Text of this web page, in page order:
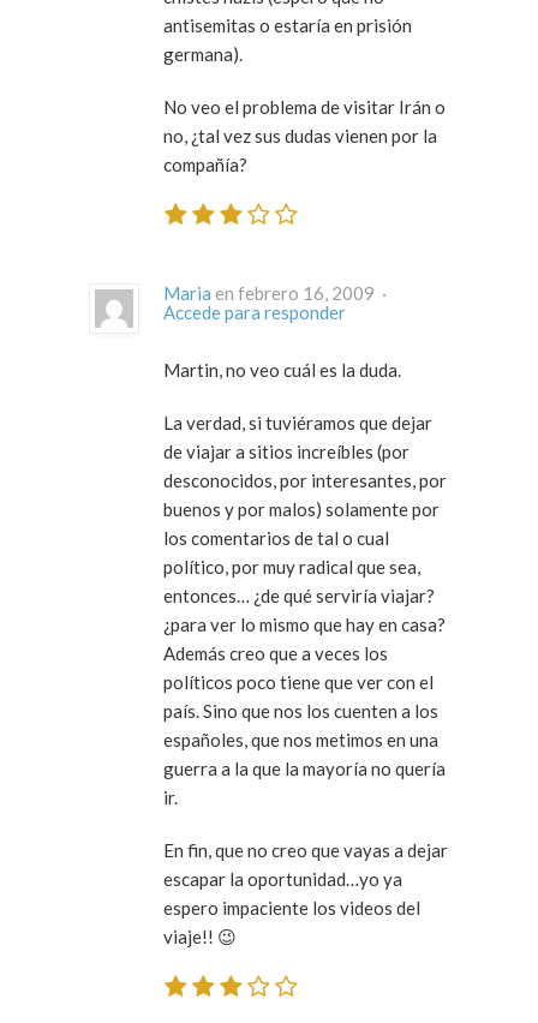
antisemitas o estaría en prisión
germana).
No veo el problema de visitar Irán o
no, ¿tal vez sus dudas vienen por la
compañía?
Maria
en febrero 16, 2009 ·
Accede para responder
Martin, no veo cuál es la duda.
La verdad, si tuviéramos que dejar
de viajar a sitios increíbles (por
desconocidos, por interesantes, por
buenos y por malos) solamente por
los comentarios de tal o cual
político, por muy radical que sea,
entonces… ¿de qué serviría viajar?
¿para ver lo mismo que hay en casa?
Además creo que a veces los
políticos poco tiene que ver con el
país. Sino que nos los cuenten a los
españoles, que nos metimos en una
guerra a la que la mayoría no quería
ir.
En fin, que no creo que vayas a dejar
escapar la oportunidad…yo ya
espero impaciente los videos del
viaje!! 😉